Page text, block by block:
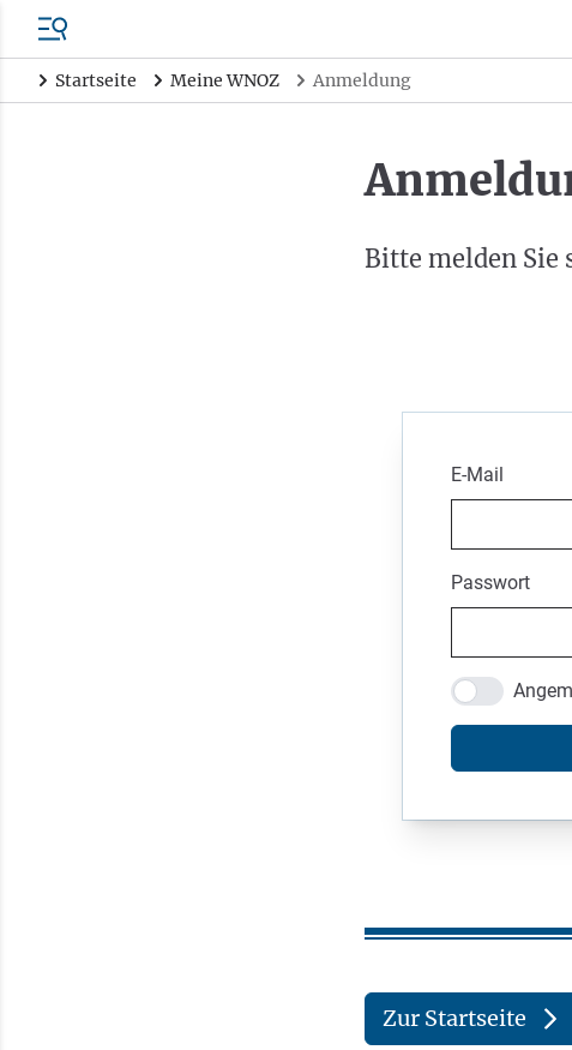
Startseite Meine WNOZ Anmeldung
Bitte melden Sie
E-Mail
Passwort
Zur Startseite